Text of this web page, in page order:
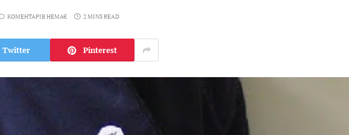
КОМЕНТАРІВ НЕМАЄ 2 MINS READ
Twitter Pinterest